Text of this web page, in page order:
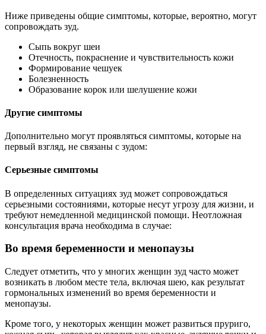
Ниже приведены общие симптомы, которые, вероятно, могут
сопровождать зуд.
Сыпь вокруг шеи
Отечность, покраснение и чувствительность кожи
Формирование чешуек
Болезненность
Образование корок или шелушение кожи
Другие симптомы
Дополнительно могут проявляться симптомы, которые на
первый взгляд, не связаны с зудом:
Серьезные симптомы
В определенных ситуациях зуд может сопровождаться
серьезными состояниями, которые несут угрозу для жизни, и
требуют немедленной медицинской помощи. Неотложная
консультация врача необходима в случае:
Во время беременности и менопаузы
Следует отметить, что у многих женщин зуд часто может
возникать в любом месте тела, включая шею, как результат
гормональных изменений во время беременности и
менопаузы.
Кроме того, у некоторых женщин может развиться пруриго,